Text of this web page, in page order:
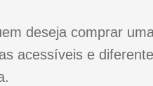
deseja comprar
acessíveis e